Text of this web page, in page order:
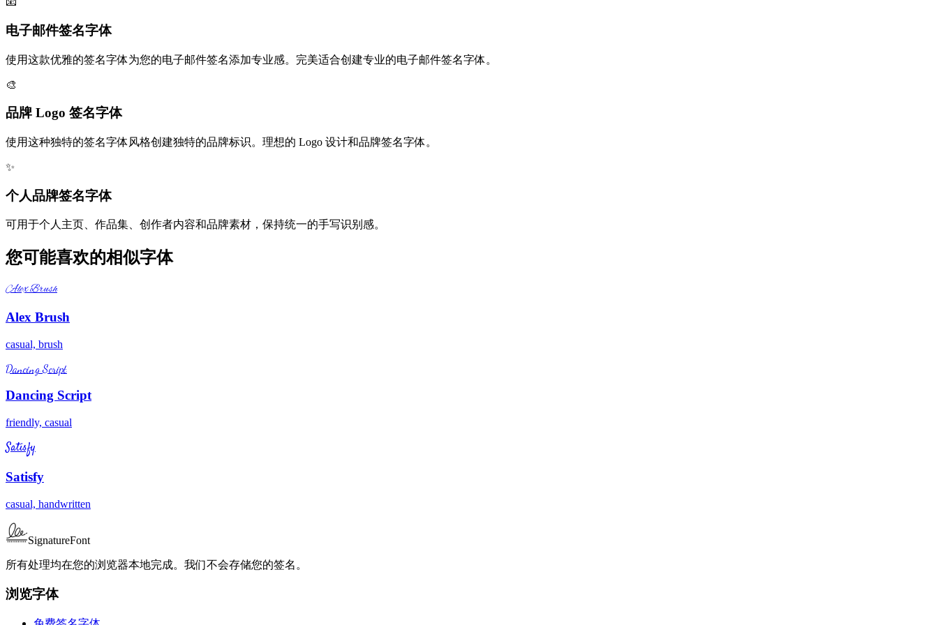
电子邮件签名字体
使用这款优雅的签名字体为您的电子邮件签名添加专业感。完美适合创建专业的电子邮件签名字体。
🎨
品牌 Logo 签名字体
使用这种独特的签名字体风格创建独特的品牌标识。理想的 Logo 设计和品牌签名字体。
✨
个人品牌签名字体
可用于个人主页、作品集、创作者内容和品牌素材，保持统一的手写识别感。
您可能喜欢的相似字体
Alex Brush
Alex Brush
casual, brush
Dancing Script
Dancing Script
friendly, casual
Satisfy
Satisfy
casual, handwritten
SignatureFont
所有处理均在您的浏览器本地完成。我们不会存储您的签名。
浏览字体